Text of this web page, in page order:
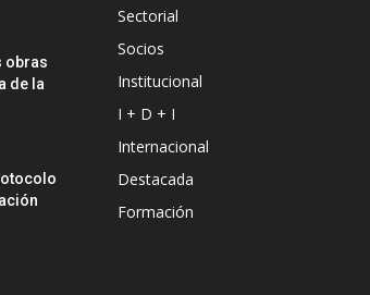
obras
de la
Sectorial
Socios
Institucional
I + D + I
Internacional
Destacada
Formación